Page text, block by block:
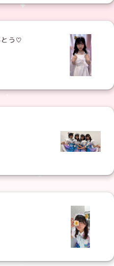
とう♡